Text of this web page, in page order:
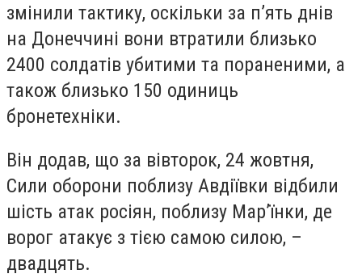
змінили тактику, оскільки за п’ять днів
на Донеччині вони втратили близько
2400 солдатів убитими та пораненими, а
також близько 150 одиниць
бронетехніки.
Він додав, що за вівторок, 24 жовтня,
Сили оборони поблизу Авдіївки відбили
шість атак росіян, поблизу Мар’їнки, де
ворог атакує з тією самою силою, –
двадцять.